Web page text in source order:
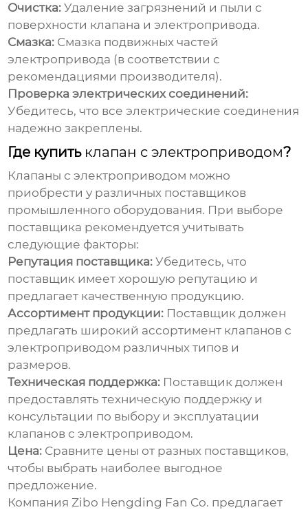
Очистка: Удаление загрязнений и пыли с
поверхности клапана и электропривода.
Смазка: Смазка подвижных частей
электропривода (в соответствии с
рекомендациями производителя).
Проверка электрических соединений:
Убедитесь, что все электрические соединения
надежно закреплены.
Где купить клапан с электроприводом?
Клапаны с электроприводом можно
приобрести у различных поставщиков
промышленного оборудования. При выборе
поставщика рекомендуется учитывать
следующие факторы:
Репутация поставщика: Убедитесь, что
поставщик имеет хорошую репутацию и
предлагает качественную продукцию.
Ассортимент продукции: Поставщик должен
предлагать широкий ассортимент клапанов с
электроприводом различных типов и
размеров.
Техническая поддержка: Поставщик должен
предоставлять техническую поддержку и
консультации по выбору и эксплуатации
клапанов с электроприводом.
Цена: Сравните цены от разных поставщиков,
чтобы выбрать наиболее выгодное
предложение.
Компания Zibo Hengding Fan Co. предлагает